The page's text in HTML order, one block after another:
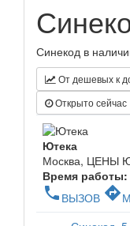
Синекод в
От дешевых к
Открыто сейчас
Ютека
Москва, ЦЕНЫ
Время работы:
phone ВЫЗОВ directions